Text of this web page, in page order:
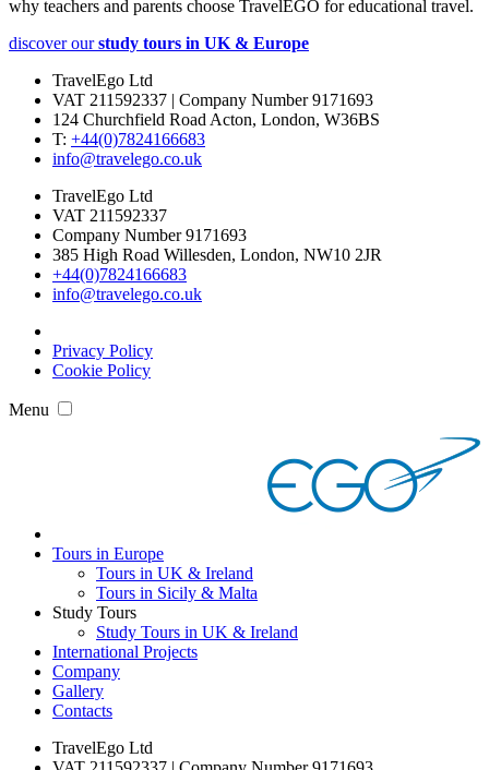
why teachers and parents choose TravelEGO for educational travel.
discover ourstudy tours in UK & Europe
TravelEgo Ltd
VAT 211592337 | Company Number 9171693
124 Churchfield Road Acton, London, W36BS
T: +44(0)7824166683­
info@travelego.co.uk
TravelEgo Ltd
VAT 211592337
Company Number 9171693
385 High Road Willesden, London, NW10 2JR
+44(0)7824166683­
info@travelego.co.uk
Privacy Policy
Cookie Policy
Menu
Tours in Europe
Tours in UK & Ireland
Tours in Sicily & Malta
Study Tours
Study Tours in UK & Ireland
International Projects
Company
Gallery
Contacts
TravelEgo Ltd